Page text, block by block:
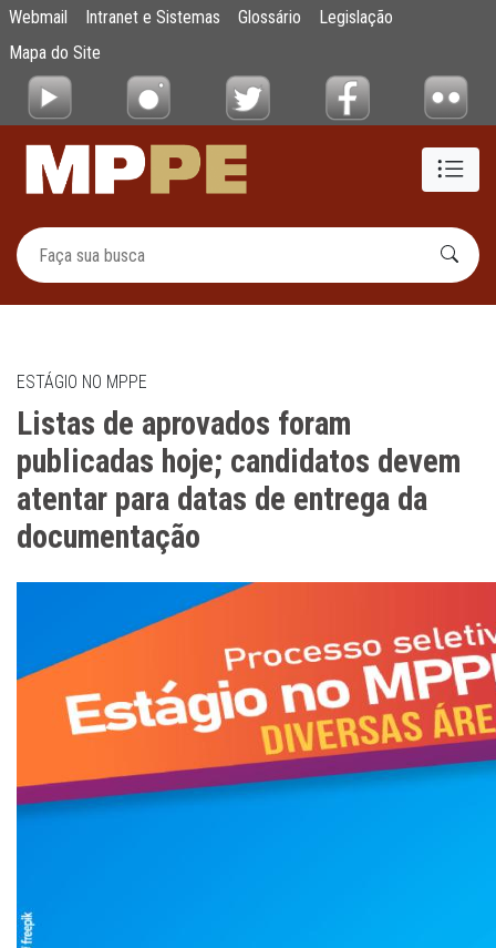
Pular para o Conteúdo principal
Listas de aprovados foram publicadas
Webmail Intranet e Sistemas Glossário
Legislação
Mapa do Site
ESTÁGIO NO MPPE
Listas de aprovados foram
publicadas hoje; candidatos devem
atentar para datas de entrega da
documentação